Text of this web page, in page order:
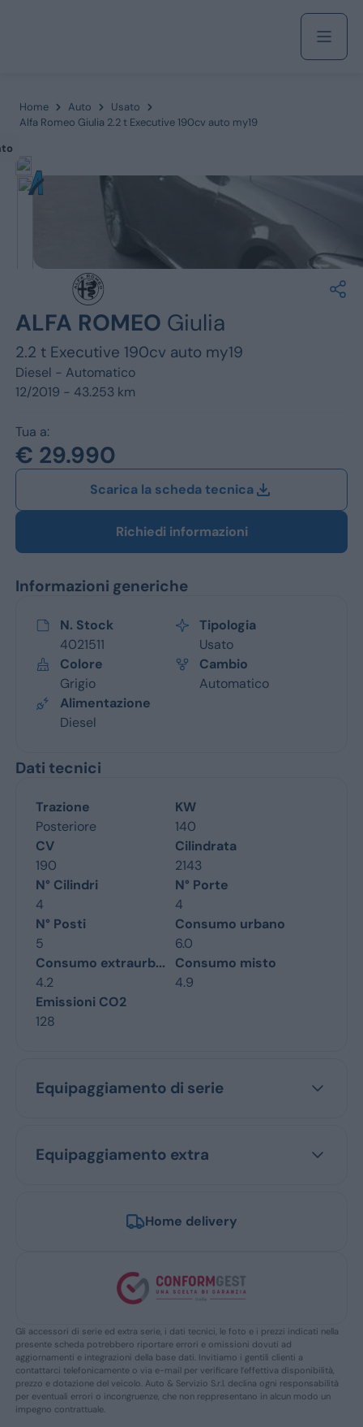
Fiat
Jeep
Ford
Opel
Home Auto
Usato
Alfa Romeo Giulia 2.2 t Executive 190cv auto my19
ALFA ROMEO Giulia
2.2 t Executive 190cv auto my19
Diesel - Automatico
12/2019 - 43.253 km
Tua a:
€ 29.990
Scarica la scheda tecnica
Richiedi informazioni
Informazioni generiche
N. Stock
4021511
Tipologia
Usato
Colore
Grigio
Cambio
Automatico
Alimentazione
Diesel
Dati tecnici
Trazione
Posteriore
KW
140
CV
190
Cilindrata
2143
N° Cilindri
4
N° Porte
4
N° Posti
5
Consumo urbano
6.0
Consumo extraurb...
4.2
Consumo misto
4.9
Emissioni CO2
128
Equipaggiamento di serie
Equipaggiamento extra
Home delivery
Gli accessori di serie ed extra serie, i dati tecnici, le foto e i prezzi indicati nella
presente scheda potrebbero riportare errori e omissioni dovuti ad
aggiornamenti e integrazioni della base dati. Invitiamo i gentili clienti a
contattarci telefonicamente o via e-mail per verificare l’effettiva disponibilità,
prezzo e dotazione del veicolo. Auto & Servizio S.r.l. declina ogni responsabilità
per eventuali errori o incongruenze, che non reppresentano in alcun modo un
impegno contrattuale.